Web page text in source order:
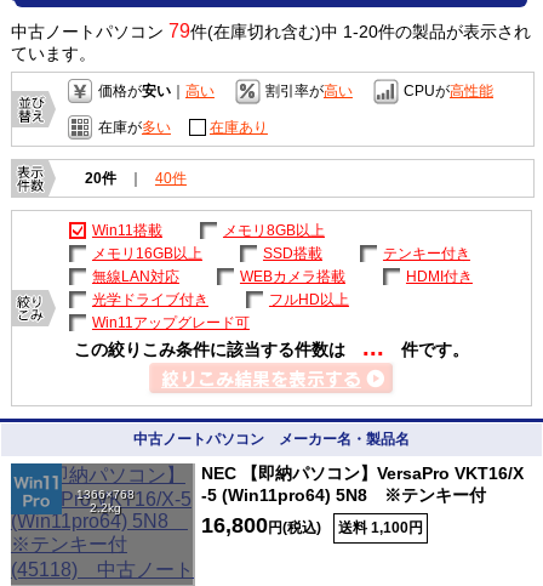
中古ノートパソコン 79件(在庫切れ含む)中 1-20件の製品が表示され
ています。
価格が安い｜ 高い 割引率が高い CPUが高性能
在庫が多い 在庫あり
20件 ｜ 40件
Win11搭載
メモリ8GB以上
メモリ16GB以上
SSD搭載
テンキー付き
無線LAN対応
WEBカメラ搭載
HDMI付き
光学ドライブ付き
フルHD以上
Win11アップグレード可
この絞りこみ条件に該当する件数は ... 件です。
中古ノートパソコン メーカー名・製品名
1366×768
2.2kg
NEC 【即納パソコン】VersaPro VKT16/X
-5 (Win11pro64) 5N8 ※テンキー付
16,800円(税込) 送料 1,100円